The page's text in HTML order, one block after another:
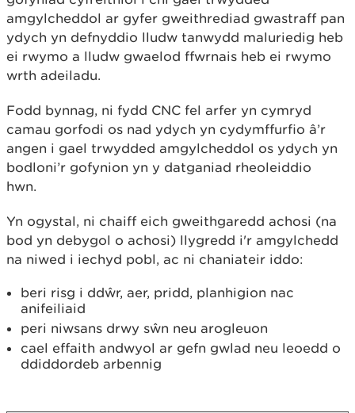
amgylcheddol ar gyfer gweithrediad gwastraff pan
ydych yn defnyddio lludw tanwydd maluriedig heb
ei rwymo a lludw gwaelod ffwrnais heb ei rwymo
wrth adeiladu.
Fodd bynnag, ni fydd CNC fel arfer yn cymryd
camau gorfodi os nad ydych yn cydymffurfio â’r
angen i gael trwydded amgylcheddol os ydych yn
bodloni’r gofynion yn y datganiad rheoleiddio
hwn.
Yn ogystal, ni chaiff eich gweithgaredd achosi (na
bod yn debygol o achosi) llygredd i'r amgylchedd
na niwed i iechyd pobl, ac ni chaniateir iddo:
beri risg i ddŵr, aer, pridd, planhigion nac
anifeiliaid
peri niwsans drwy sŵn neu arogleuon
cael effaith andwyol ar gefn gwlad neu leoedd o
ddiddordeb arbennig